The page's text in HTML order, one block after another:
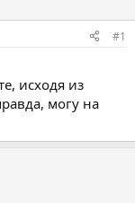
#1
исходя из
могу на